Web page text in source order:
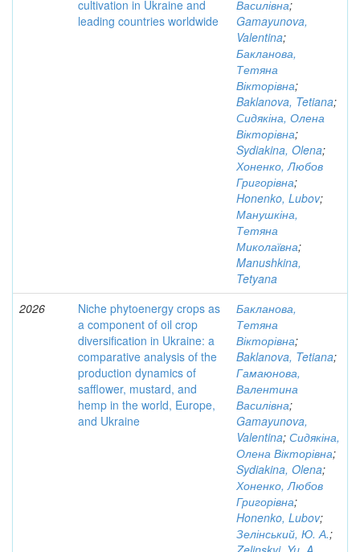
cultivation in Ukraine and
leading countries worldwide
Василівна;
Gamayunova,
Valentina;
Бакланова,
Тетяна
Вікторівна;
Baklanova, Tetiana;
Сидякіна, Олена
Вікторівна;
Sydiakina, Olena;
Хоненко, Любов
Григорівна;
Honenko, Lubov;
Манушкіна,
Тетяна
Миколаївна;
Manushkina,
Tetyana
2026
Niche phytoenergy crops as
a component of oil crop
diversification in Ukraine: a
comparative analysis of the
production dynamics of
safflower, mustard, and
hemp in the world, Europe,
and Ukraine
Бакланова,
Тетяна
Вікторівна;
Baklanova, Tetiana;
Гамаюнова,
Валентина
Василівна;
Gamayunova,
Valentina; Сидякіна,
Олена Вікторівна;
Sydiakina, Olena;
Хоненко, Любов
Григорівна;
Honenko, Lubov;
Зелінський, Ю. А.;